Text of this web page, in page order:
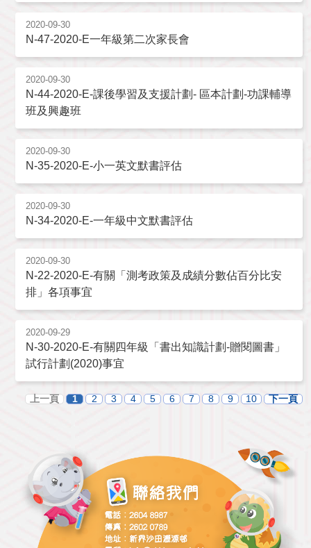
2020-09-30
N-47-2020-E一年級第二次家長會
2020-09-30
N-44-2020-E-課後學習及支援計劃- 區本計劃-功課輔導
班及興趣班
2020-09-30
N-35-2020-E-小一英文默書評估
2020-09-30
N-34-2020-E-一年級中文默書評估
2020-09-30
N-22-2020-E-有關「測考政策及成績分數佔百分比安
排」各項事宜
2020-09-29
N-30-2020-E-有關四年級「書出知識計劃-贈閱圖書」
試行計劃(2020)事宜
上一頁 1 2 3 4 5 6 7 8 9 10 下一頁